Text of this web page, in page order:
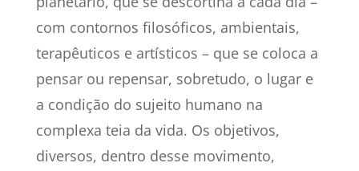
com contornos filosóficos, ambientais,
terapêuticos e artísticos – que se coloca a
pensar ou repensar, sobretudo, o lugar e
a condição do sujeito humano na
complexa teia da vida. Os objetivos,
diversos, dentro desse movimento,